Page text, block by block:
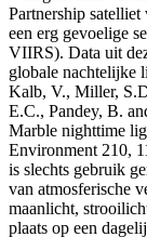
Partnership
een erg gevoelige
VIIRS). Data uit
globale nachtelijke
Kalb, V., Miller,
E.C., Pandey, B.
Marble nighttime
Environment 210,
is slechts gebruik
van atmosferische
maanlicht,
plaats op een